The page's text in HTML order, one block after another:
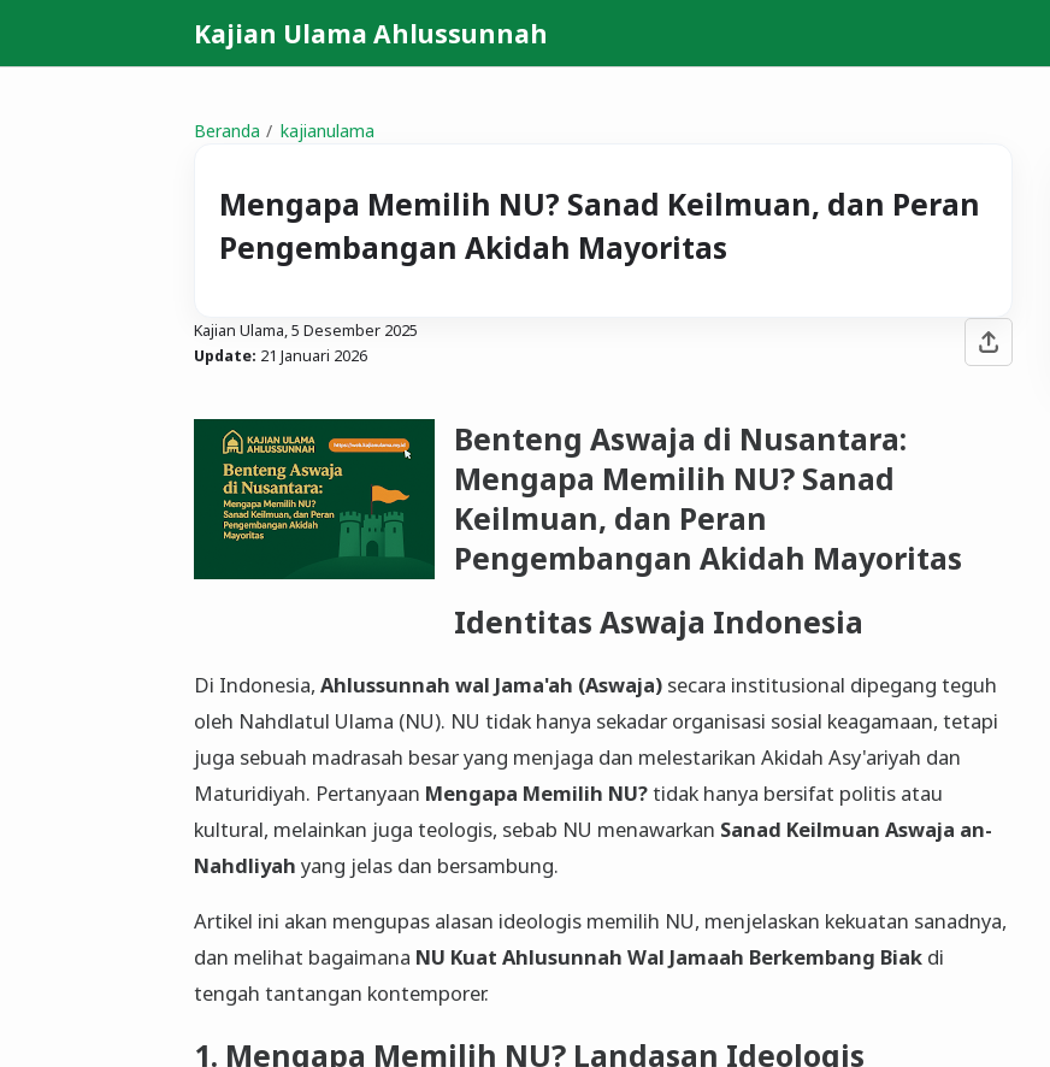
Kajian Ulama Ahlussunnah
Beranda kajianulama
Mengapa Memilih NU? Sanad Keilmuan, dan Peran
Pengembangan Akidah Mayoritas
Kajian Ulama,5 Desember 2025
Update: 21 Januari 2026
Benteng Aswaja di Nusantara:
Mengapa Memilih NU? Sanad
Keilmuan, dan Peran
Pengembangan Akidah Mayoritas
Identitas Aswaja Indonesia
​Di Indonesia, Ahlussunnah wal Jama'ah (Aswaja) secara institusional dipegang teguh
oleh Nahdlatul Ulama (NU). NU tidak hanya sekadar organisasi sosial keagamaan, tetapi
juga sebuah madrasah besar yang menjaga dan melestarikan Akidah Asy'ariyah dan
Maturidiyah. Pertanyaan Mengapa Memilih NU?tidak hanya bersifat politis atau
kultural, melainkan juga teologis, sebab NU menawarkan Sanad Keilmuan Aswaja an-
Nahdliyah yang jelas dan bersambung.
​Artikel ini akan mengupas alasan ideologis memilih NU, menjelaskan kekuatan sanadnya,
dan melihat bagaimana NU Kuat Ahlusunnah Wal Jamaah Berkembang Biak di
tengah tantangan kontemporer.
​1. Mengapa Memilih NU? Landasan Ideologis